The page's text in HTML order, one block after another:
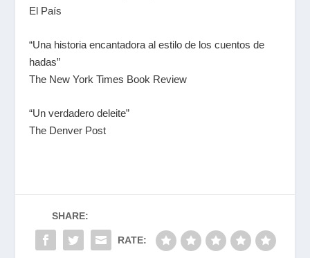
El País
“Una historia encantadora al estilo de los cuentos de
hadas”
The New York Times Book Review
“Un verdadero deleite”
The Denver Post
SHARE:
RATE: